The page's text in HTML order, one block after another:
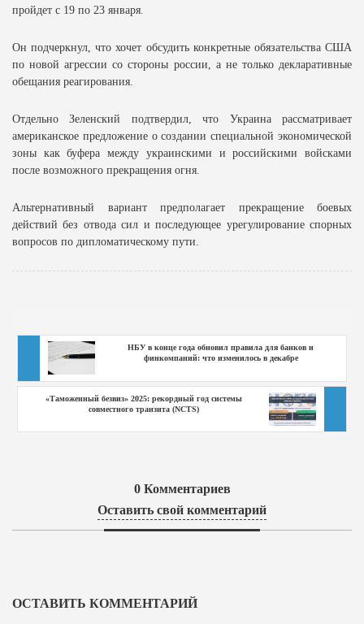
пройдет с 19 по 23 января.
Он подчеркнул, что хочет обсудить конкретные обязательства США
по новой агрессии со стороны россии, а не только декларативные
обещания реагирования.
Отдельно Зеленский подтвердил, что Украина рассматривает
американское предложение о создании специальной экономической
зоны как буфера между украинскими и российскими войсками
после возможного прекращения огня.
Альтернативный вариант предполагает прекращение боевых
действий без отвода сил и последующее урегулирование спорных
вопросов по дипломатическому пути.
НБУ в конце года обновил правила для банков и
финкомпаний: что изменилось в декабре
«Таможенный безвиз» 2025: рекордный год системы
совместного транзита (NCTS)
0Комментариев
Оставить свой комментарий
ОСТАВИТЬ КОММЕНТАРИЙ